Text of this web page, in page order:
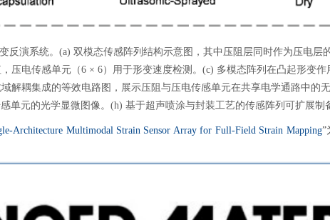
反演系统。(a) 双模态传感阵列结构示意图，其中压阻层同时作为压电
压电传感单元（6 × 6）用于形变速度检测。(c) 多模态阵列在凸起形变
解耦集成的等效电路图，展示压阻与压电传感单元在共享电学通路中的
单元的光学显微图像。(h) 基于超声喷涂与封装工艺的传感阵列可扩展制
Architecture Multimodal Strain Sensor Array for Full-Field Strain Mapping”